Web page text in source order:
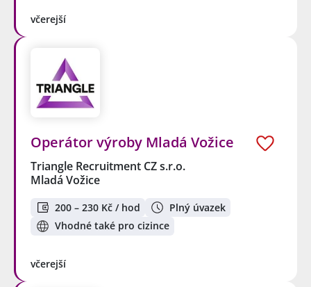
včerejší
Operátor výroby Mladá Vožice
Triangle Recruitment CZ s.r.o.
Mladá Vožice
200 – 230 Kč / hod
Plný úvazek
Vhodné také pro cizince
včerejší